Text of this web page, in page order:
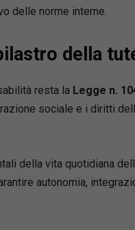
delle norme interne.
della
resta la Legge n.
sociale e i diritti
della vita quotidiana
autonomia,